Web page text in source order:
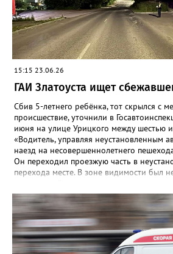
15:15 23.06.26
ГАИ Златоуста ищет
Сбив 5-летнего ребёнка, тот скрылся с
происшествие, уточнили в
июня на улице Урицкого между шестью
«Водитель, управляя неустановленным
наезд на несовершеннолетнего
Он переходил проезжую часть в
перехода месте. В зоне видимости был
получил незначительные травмы,
месте. Очевидцев ЧП просят обратиться
Гагарина, д. 23, кабинет 12 или звонить
65-32-91 (дежурная часть ОМВД), или
65-36.